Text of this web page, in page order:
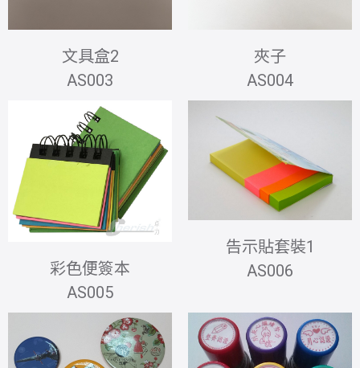
文具盒2
AS003
夾子
AS004
彩色便簽本
AS005
告示貼套裝1
AS006